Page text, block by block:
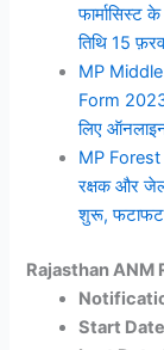
फार्मासिस्ट
तिथि 15
MP
Form 2023
लिए
MP Forest
रक्षक और
शुरू,
Rajasthan
Start